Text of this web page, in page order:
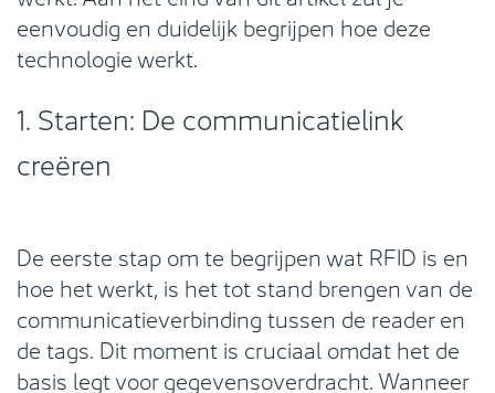
eenvoudig en duidelijk begrijpen hoe deze
technologie werkt.
1. Starten: De communicatielink
creëren
De eerste stap om te begrijpen wat RFID is en
hoe het werkt, is het tot stand brengen van de
communicatieverbinding tussen de reader en
de tags. Dit moment is cruciaal omdat het de
basis legt voor gegevensoverdracht. Wanneer